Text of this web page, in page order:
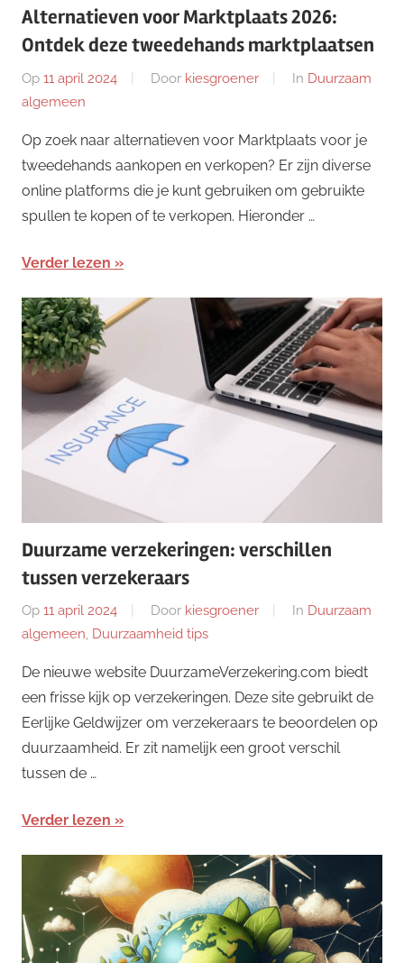
Alternatieven voor Marktplaats 2026:
Ontdek deze tweedehands marktplaatsen
Op 11 april 2024 Door kiesgroener In Duurzaam
algemeen
Op zoek naar alternatieven voor Marktplaats voor je
tweedehands aankopen en verkopen? Er zijn diverse
online platforms die je kunt gebruiken om gebruikte
spullen te kopen of te verkopen. Hieronder …
Verder lezen
Duurzame verzekeringen: verschillen
tussen verzekeraars
Op 11 april 2024 Door kiesgroener In Duurzaam
algemeen, Duurzaamheid tips
De nieuwe website DuurzameVerzekering.com biedt
een frisse kijk op verzekeringen. Deze site gebruikt de
Eerlijke Geldwijzer om verzekeraars te beoordelen op
duurzaamheid. Er zit namelijk een groot verschil
tussen de …
Verder lezen